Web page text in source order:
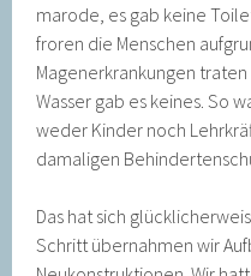
marode, es gab keine
froren die Menschen
Magenerkrankungen
Wasser gab es keines. So
weder Kinder noch
damaligen
Das hat sich
Schritt übernahmen wir